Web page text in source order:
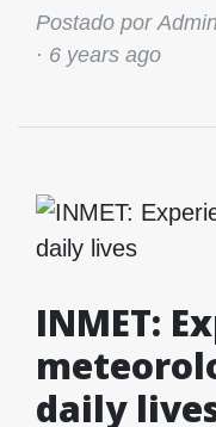
Postado por
· 6 years ago
INMET:
daily